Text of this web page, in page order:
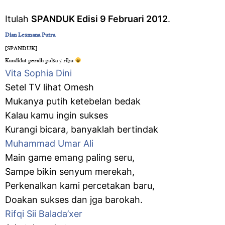
Itulah SPANDUK Edisi 9 Februari 2012.
Dian Lesmana Putra
‎[SPANDUK]
Kandidat peraih pulsa 5 ribu
Vita Sophia Dini
Setel TV lihat Omesh
Mukanya putih ketebelan bedak
Kalau kamu ingin sukses
Kurangi bicara, banyaklah bertindak
Muhammad Umar Ali
Main game emang paling seru,
Sampe bikin senyum merekah,
Perkenalkan kami percetakan baru,
Doakan sukses dan jga barokah.
Rifqi Sii Balada’xer